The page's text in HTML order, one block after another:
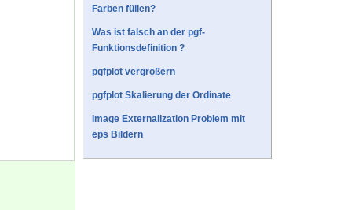
Farben füllen?
Was ist falsch an der pgf-
Funktionsdefinition ?
pgfplot vergrößern
pgfplot Skalierung der Ordinate
Image Externalization Problem mit
eps Bildern